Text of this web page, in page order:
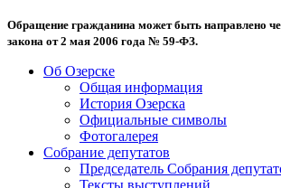
Обращение гражданина может быть направлено
закона от 2 мая 2006 года № 59-ФЗ.
Об Озерске
Общая информация
История Озерска
Официальные символы
Фотогалерея
Собрание депутатов
Председатель Собрания
Тексты выступлений